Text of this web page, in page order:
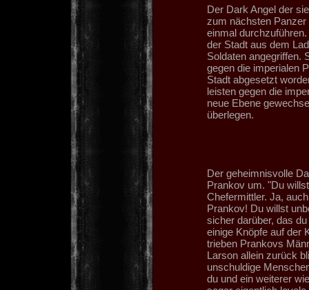
Der Dark Angel der
zum nächsten Panzer
einmal
der Stadt aus dem
Soldaten angegriffen.
gegen die imperialen
Stadt abgesetzt
leisten gegen die
neue Ebene
überlegen.
Der geheimnisvolle
Prankov um. "Du
Chefermittler. Ja,
Prankov! Du willst
sicher darüber, das
einige Knöpfe auf der
trieben Prankovs
Larson allein zurück
unschuldige
du und ein weiterer